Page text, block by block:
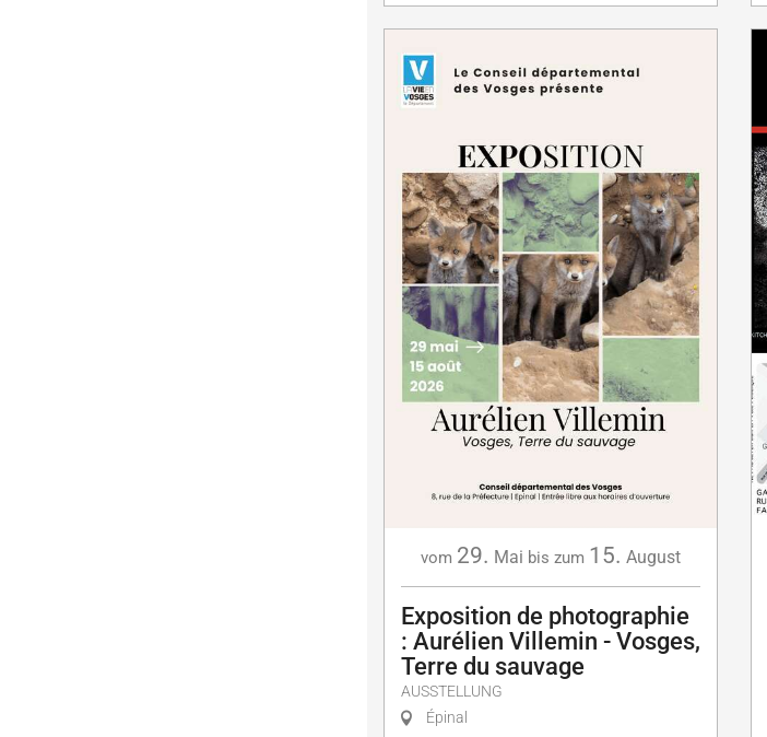
vom 29. Mai bis zum 15. August
Exposition de photographie
: Aurélien Villemin - Vosges,
Terre du sauvage
AUSSTELLUNG
Épinal